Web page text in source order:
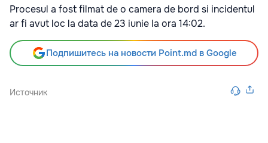
Procesul a fost filmat de o camera de bord si incidentul
ar fi avut loc la data de 23 iunie la ora 14:02.
Подпишитесь на новости Point.md в Google
Источник